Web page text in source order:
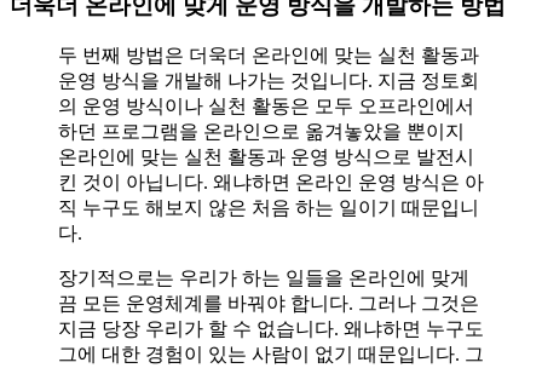
두 번째 방법은 더욱더 온라인에 맞는 실천 활동과
운영 방식을 개발해 나가는 것입니다. 지금 정토회
의 운영 방식이나 실천 활동은 모두 오프라인에서
하던 프로그램을 온라인으로 옮겨놓았을 뿐이지
온라인에 맞는 실천 활동과 운영 방식으로 발전시
킨 것이 아닙니다. 왜냐하면 온라인 운영 방식은 아
직 누구도 해보지 않은 처음 하는 일이기 때문입니
다.
장기적으로는 우리가 하는 일들을 온라인에 맞게
끔 모든 운영체계를 바꿔야 합니다. 그러나 그것은
지금 당장 우리가 할 수 없습니다. 왜냐하면 누구도
그에 대한 경험이 있는 사람이 없기 때문입니다. 그